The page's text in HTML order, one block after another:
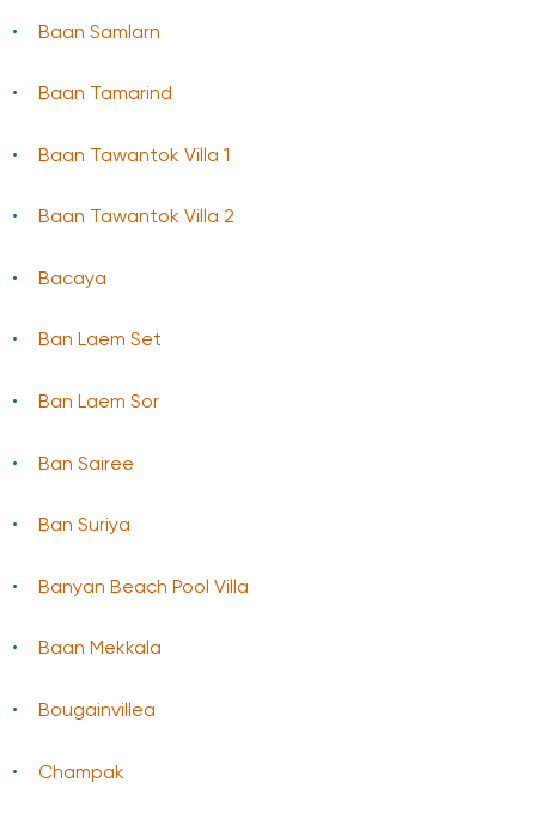
Baan Samlarn
Baan Tamarind
Baan Tawantok Villa 1
Baan Tawantok Villa 2
Bacaya
Ban Laem Set
Ban Laem Sor
Ban Sairee
Ban Suriya
Banyan Beach Pool Villa
Baаn Mekkala
Bougainvillea
Champak